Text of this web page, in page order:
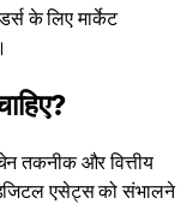
के लिए मार्केट
तकनीक और वित्तीय
एसेट्स को संभालने